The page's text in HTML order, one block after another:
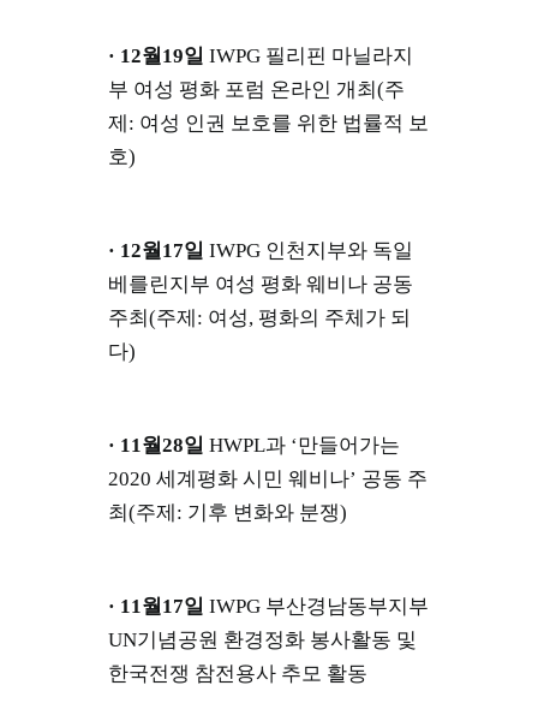
· 12월19일 IWPG 필리핀 마닐라지
부 여성 평화 포럼 온라인 개최(주
제: 여성 인권 보호를 위한 법률적 보
호)
· 12월17일 IWPG 인천지부와 독일
베를린지부 여성 평화 웨비나 공동
주최(주제: 여성, 평화의 주체가 되
다)
· 11월28일 HWPL과 ‘만들어가는
2020 세계평화 시민 웨비나’ 공동 주
최(주제: 기후 변화와 분쟁)
· 11월17일 IWPG 부산경남동부지부
UN기념공원 환경정화 봉사활동 및
한국전쟁 참전용사 추모 활동